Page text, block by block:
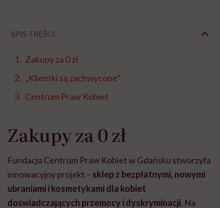
SPIS TREŚCI
Zakupy za 0 zł
„Klientki są zachwycone”
Centrum Praw Kobiet
Zakupy za 0 zł
Fundacja Centrum Praw Kobiet w Gdańsku stworzyła
innowacyjny projekt – sklep z bezpłatnymi, nowymi
ubraniami i kosmetykami dla kobiet
doświadczających przemocy i dyskryminacji. Na